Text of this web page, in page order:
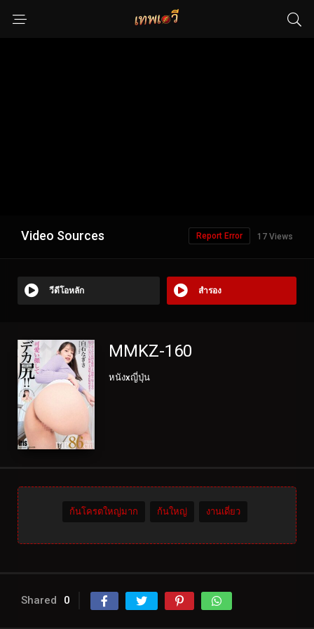
Video Sources 17 Views
Report Error
วีดีโอหลัก สำรอง
MMKZ-160
หนังxญี่ปุ่น
ก้นโครตใหญ่มาก ก้นใหญ่ งานเดี่ยว
Shared 0